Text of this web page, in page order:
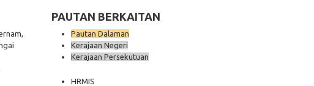
PAUTAN BERKAITAN
Pautan Dalaman
Kerajaan Negeri
Kerajaan Persekutuan
HRMIS